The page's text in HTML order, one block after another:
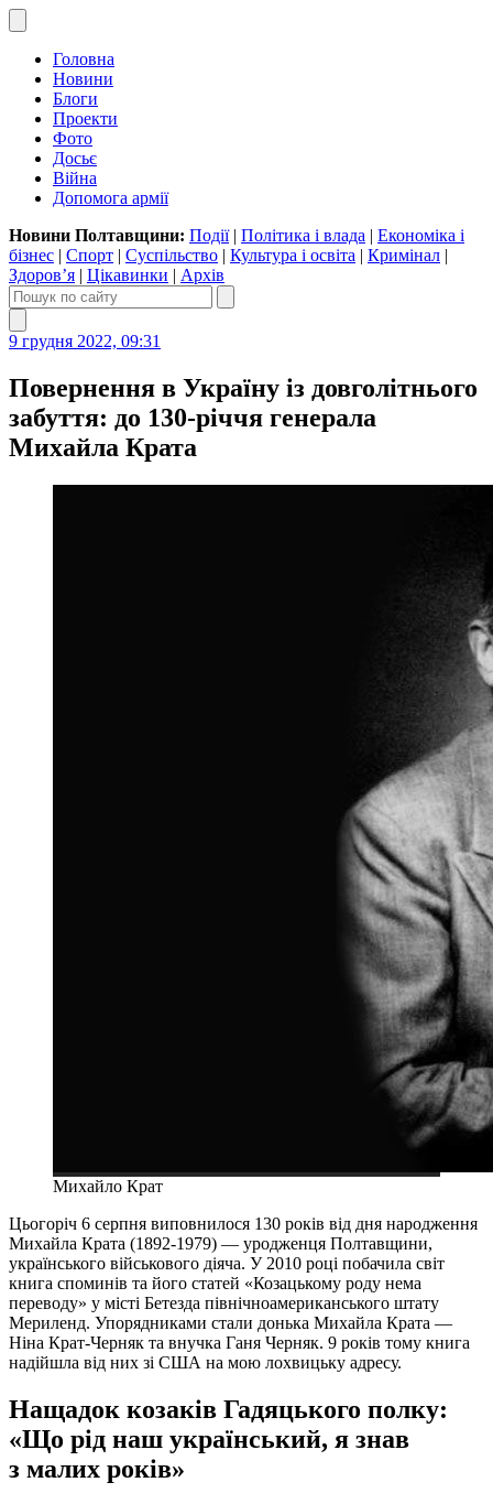
Головна
Новини
Блоги
Проекти
Фото
Досьє
Війна
Допомога армії
Новини Полтавщини: Події| Політика і влада | Економіка і
бізнес | Спорт | Суспільство | Культура і освіта | Кримінал |
Здоров’я | Цікавинки | Архів
9 грудня 2022, 09:31
Повернення в Україну із довголітнього
забуття: до 130-річчя генерала
Михайла Крата
Михайло Крат
Цьогоріч 6 серпня виповнилося 130 років від дня народження
Михайла Крата (1892-1979) — уродженця Полтавщини,
українського військового діяча. У 2010 році побачила світ
книга споминів та його статей «Козацькому роду нема
переводу» у місті Бетезда північноамериканського штату
Мериленд. Упорядниками стали донька Михайла Крата —
Ніна Крат-Черняк та внучка Ганя Черняк. 9 років тому книга
надійшла від них зі США на мою лохвицьку адресу.
Нащадок козаків Гадяцького полку:
«Що рід наш український, я знав
з малих років»